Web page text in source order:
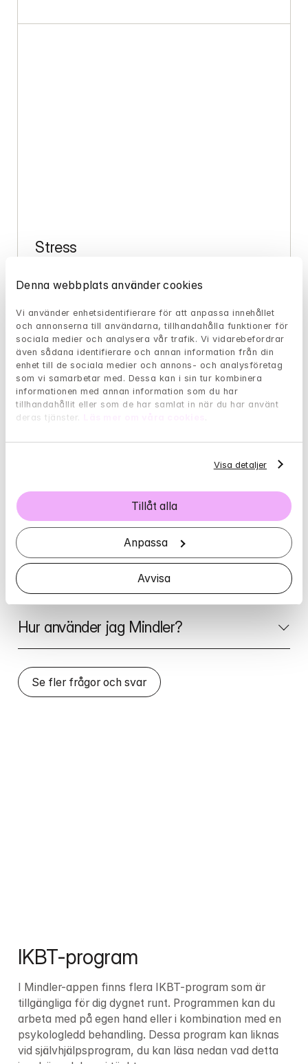
Denna webbplats använder cookies
Vi använder enhetsidentifierare för att anpassa innehållet
och annonserna till användarna, tillhandahålla funktioner för
sociala medier och analysera vår trafik. Vi vidarebefordrar
även sådana identifierare och annan information från din
enhet till de sociala medier och annons- och analysföretag
som vi samarbetar med. Dessa kan i sin tur kombinera
informationen med annan information som du har
tillhandahållit eller som de har samlat in när du har använt
deras tjänster.
Visa detaljer
Tillåt alla
Anpassa
Avvisa
Stress
hantera stress och få en bättre balans i livet.
Se alla program i appen
Några vanliga frågor
Vad kostar det att använda Mindler?
Vilka områden brukar behandlas med
IKBT hos Mindler?
Hur fungerar era självhjälpsprogram?
Hur använder jag Mindler?
Se fler frågor och svar
IKBT-program
I Mindler-appen finns flera IKBT-program som är
tillgängliga för dig dygnet runt. Programmen kan du
arbeta med på egen hand eller i kombination med en
psykologledd behandling. Dessa program kan liknas
vid självhjälpsprogram, du kan läsa nedan vad detta